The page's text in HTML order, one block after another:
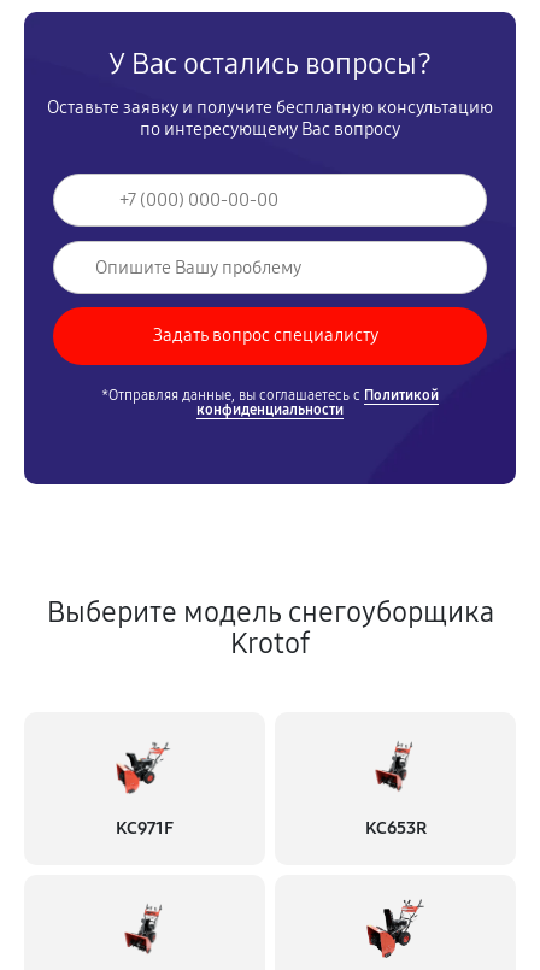
У Вас остались вопросы?
Оставьте заявку и получите бесплатную консультацию
по интересующему Вас вопросу
*Отправляя данные, вы соглашаетесь с Политикой
конфиденциальности
Выберите модель снегоуборщика
Krotof
KC971F KC653R